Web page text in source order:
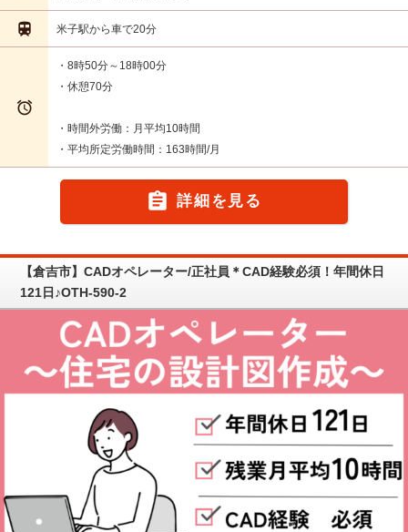
 米子駅から車で20分

・8時50分～18時00分
・休憩70分
・時間外労働：月平均10時間
・平均所定労働時間：163時間/月
 詳細を見る
【倉吉市】CADオペレーター/正社員＊CAD経験必須！年間休日
121日♪OTH-590-2